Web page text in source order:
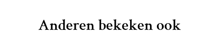
Anderen bekeken ook